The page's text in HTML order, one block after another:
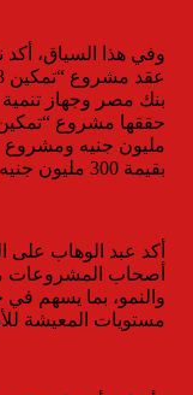
وفي هذا السياق، أكد
بنك مصر وجهاز
بقيمة 300 مليون جنيه .
أكد عبد الوهاب على
أصحاب المشروعات
والنمو، بما يسهم
مستويات المعيشة